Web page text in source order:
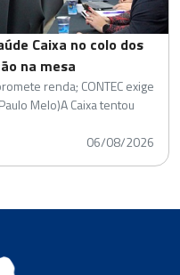
Caixa no colo dos
na mesa
renda; CONTEC exige
Melo)A Caixa tentou
06/08/2026